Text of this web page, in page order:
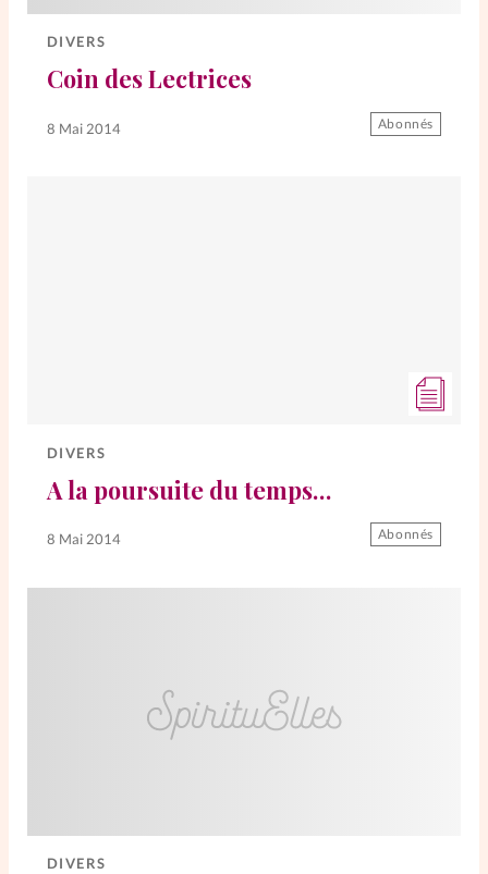
Si(x) simple de...
SpirituElles
Vive la famille
À propos
La rédaction
Nous contacter
DIVERS
Coin des Lectrices
8 Mai 2014 Abonnés
DIVERS
A la poursuite du temps…
8 Mai 2014 Abonnés
DIVERS